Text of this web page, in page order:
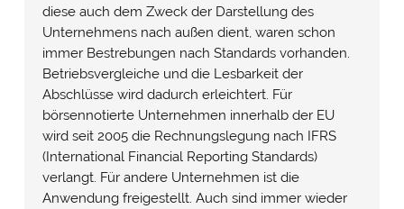
diese auch dem Zweck der Darstellung des
Unternehmens nach außen dient, waren schon
immer Bestrebungen nach Standards vorhanden.
Betriebsvergleiche und die Lesbarkeit der
Abschlüsse wird dadurch erleichtert. Für
börsennotierte Unternehmen innerhalb der EU
wird seit 2005 die Rechnungslegung nach IFRS
(International Financial Reporting Standards)
verlangt. Für andere Unternehmen ist die
Anwendung freigestellt. Auch sind immer wieder